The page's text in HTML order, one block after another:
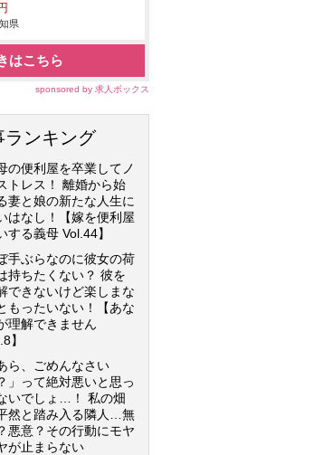
県
はこちら
sponsored by 求人ボックス
ランキング
の便利屋を卒業してノ
トレス！ 離婚から始
妻と娘の新たな人生に
はなし！【嫁を便利屋
する義母 Vol.44】
手ぶらなのに彼女の荷
持ちたくない？ 彼を
できないけど楽しまな
もったいない！【あな
理解できません
】
ら、ごめんなさい
」って絶対悪いと思っ
いでしょ…！ 私の畑
然と踏み入る隣人…無
悪意？その行動にモヤ
が止まらない